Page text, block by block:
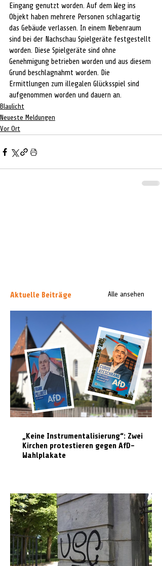
Eingang genutzt worden. Auf dem Weg ins
Objekt haben mehrere Personen schlagartig
das Gebäude verlassen. In einem Nebenraum
sind bei der Nachschau Spielgeräte festgestellt
worden. Diese Spielgeräte sind ohne
Genehmigung betrieben worden und aus diesem
Grund beschlagnahmt worden. Die
Ermittlungen zum illegalen Glücksspiel sind
aufgenommen worden und dauern an.
Blaulicht
Neueste Meldungen
Vor Ort
Aktuelle Beiträge Alle ansehen
„Keine Instrumentalisierung“: Zwei
Kirchen protestieren gegen AfD-
Wahlplakate